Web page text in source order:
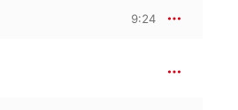
9:24